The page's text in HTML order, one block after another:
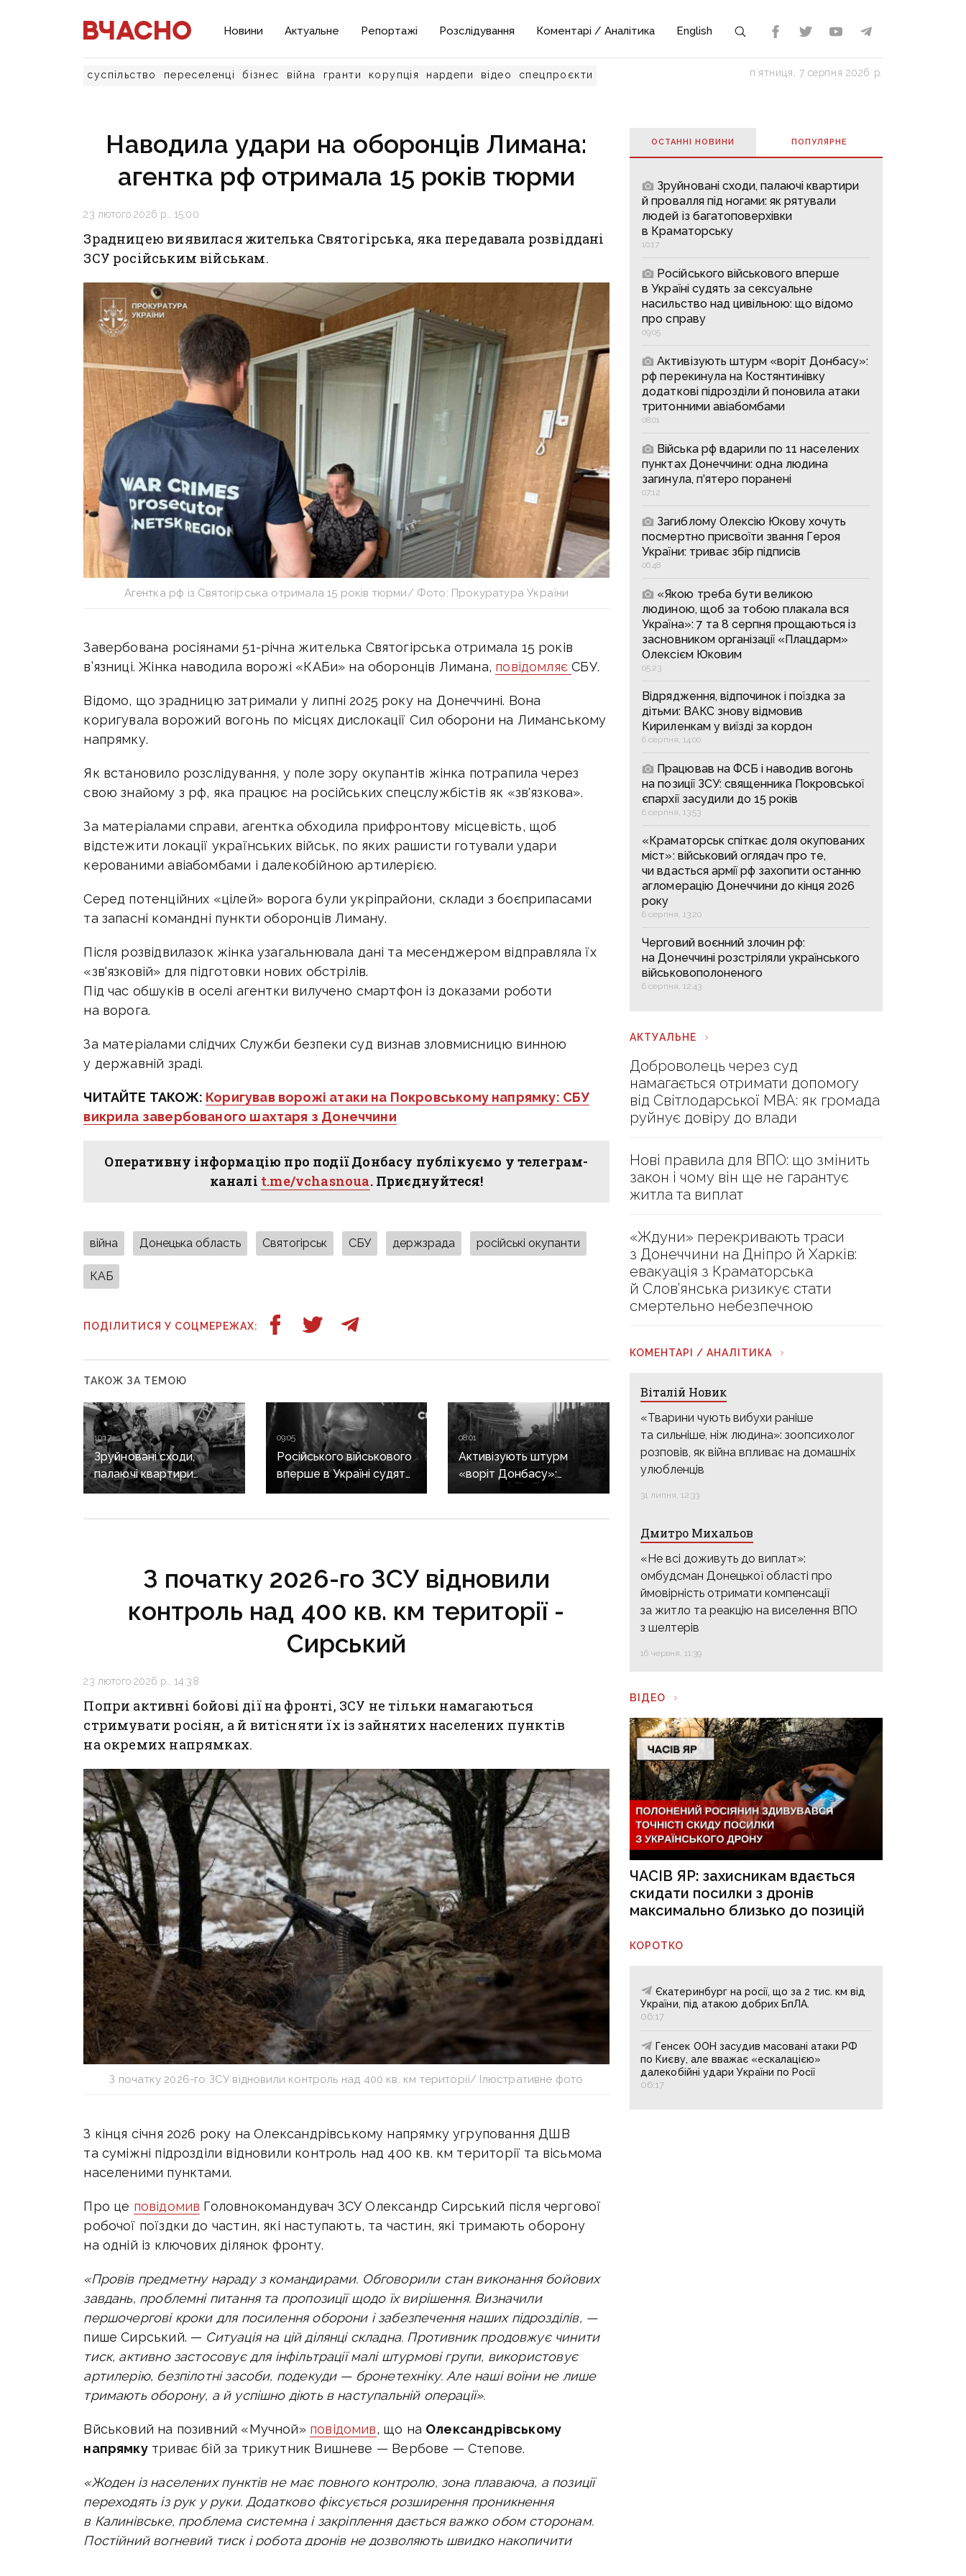
Новини Актуальне Репортажі Розслідування Коментарі / Аналітика English
суспільство переселенці бізнес війна гранти корупція нардепи відео спецпроєкти пʼятниця, 7 серпня 2026 р.
Наводила удари на оборонців Лимана:
агентка рф отримала 15 років тюрми
23 лютого 2026 р., 15:00
Зрадницею виявилася жителька Святогірська, яка передавала розвіддані
ЗСУ російським військам.
Агентка рф із Святогірська отримала 15 років тюрми/ Фото: Прокуратура України
Завербована росіянами 51-річна жителька Святогірська отримала 15 років
в’язниці. Жінка наводила ворожі «КАБи» на оборонців Лимана, повідомляєСБУ.
Відомо, що зрадницю затримали у липні 2025 року на Донеччині. Вона
коригувала ворожий вогонь по місцях дислокації Сил оборони на Лиманському
напрямку.
Як встановило розслідування, у поле зору окупантів жінка потрапила через
свою знайому з рф, яка працює на російських спецслужбістів як «зв'язкова».
За матеріалами справи, агентка обходила прифронтову місцевість, щоб
відстежити локації українських військ, по яких рашисти готували удари
керованими авіабомбами і далекобійною артилерією.
Серед потенційних «цілей» ворога були укріпрайони, склади з боєприпасами
та запасні командні пункти оборонців Лиману.
Після розвідвилазок жінка узагальнювала дані та месенджером відправляла їх
«зв'язковій» для підготовки нових обстрілів.
Під час обшуків в оселі агентки вилучено смартфон із доказами роботи
на ворога.
За матеріалами слідчих Служби безпеки суд визнав зловмисницю винною
у державній зраді.
ЧИТАЙТЕ ТАКОЖ: Коригував ворожі атаки на Покровському напрямку: СБУ
викрила завербованого шахтаря з Донеччини
Оперативну інформацію про події Донбасу публікуємо у телеграм-
каналі t.me/vchasnoua. Приєднуйтеся!
війна Донецька область Святогірськ СБУ держзрада російські окупанти
КАБ
ПОДІЛИТИСЯ У СОЦМЕРЕЖАХ:
ТАКОЖ ЗА ТЕМОЮ
10:17
Зруйновані сходи,
палаючі квартири
й провалля під ногами:
09:05
Російського військового
вперше в Україні судять
за сексуальне
08:01
Активізують штурм
«воріт Донбасу»:
рф перекинула
авіабомбами
З початку 2026-го ЗСУ відновили
контроль над 400 кв. км території -
Сирський
23 лютого 2026 р., 14:38
Попри активні бойові дії на фронті, ЗСУ не тільки намагаються
стримувати росіян, а й витісняти їх із зайнятих населених пунктів
на окремих напрямках.
З початку 2026-го ЗСУ відновили контроль над 400 кв. км території/ Ілюстративне фото
З кінця січня 2026 року на Олександрівському напрямку угруповання ДШВ
та суміжні підрозділи відновили контроль над 400 кв. км території та вісьмома
населеними пунктами.
Про це повідомив Головнокомандувач ЗСУ Олександр Сирський після чергової
робочої поїздки до частин, які наступають, та частин, які тримають оборону
на одній із ключових ділянок фронту.
«Провів предметну нараду з командирами. Обговорили стан виконання бойових
завдань, проблемні питання та пропозиції щодо їх вирішення. Визначили
першочергові кроки для посилення оборони і забезпечення наших підрозділів, —
пише Сирський. — Ситуація на цій ділянці складна. Противник продовжує чинити
тиск, активно застосовує для інфільтрації малі штурмові групи, використовує
артилерію, безпілотні засоби, подекуди — бронетехніку. Але наші воїни не лише
тримають оборону, а й успішно діють в наступальній операції».
Вйськовий на позивний «Мучной» повідомив, що на Олександрівському
напрямкутриває бій за трикутник Вишневе — Вербове — Степове.
«Жоден із населених пунктів не має повного контролю, зона плаваюча, а позиції
переходять із рук у руки. Додатково фіксується розширення проникнення
в Калинівське, проблема системна і закріплення дається важко обом сторонам.
Постійний вогневий тиск і робота дронів не дозволяють швидко накопичити
ОСТАННІ НОВИНИ ПОПУЛЯРНE
Зруйновані сходи, палаючі квартири
й провалля під ногами: як рятували
людей із багатоповерхівки
в Краматорську
10:17
Російського військового вперше
в Україні судять за сексуальне
насильство над цивільною: що відомо
про справу
09:05
Активізують штурм «воріт Донбасу»:
рф перекинула на Костянтинівку
додаткові підрозділи й поновила атаки
тритонними авіабомбами
08:01
Війська рф вдарили по 11 населених
пунктах Донеччини: одна людина
загинула, п’ятеро поранені
07:12
Загиблому Олексію Юкову хочуть
посмертно присвоїти звання Героя
України: триває збір підписів
06:48
«Якою треба бути великою
людиною, щоб за тобою плакала вся
Україна»: 7 та 8 серпня прощаються із
засновником організації «Плацдарм»
Олексієм Юковим
05:23
Відрядження, відпочинок і поїздка за
дітьми: ВАКС знову відмовив
Кириленкам у виїзді за кордон
6 серпня, 14:00
Працював на ФСБ і наводив вогонь
на позиції ЗСУ: священника Покровської
єпархії засудили до 15 років
6 серпня, 13:53
«Краматорськ спіткає доля окупованих
міст»: військовий оглядач про те,
чи вдасться армії рф захопити останню
агломерацію Донеччини до кінця 2026
року
6 серпня, 13:20
Черговий воєнний злочин рф:
на Донеччині розстріляли українського
військовополоненого
6 серпня, 12:43
АКТУАЛЬНЕ
Доброволець через суд
намагається отримати допомогу
від Світлодарської МВА: як громада
руйнує довіру до влади
Нові правила для ВПО: що змінить
закон і чому він ще не гарантує
житла та виплат
«Ждуни» перекривають траси
з Донеччини на Дніпро й Харків:
евакуація з Краматорська
й Слов’янська ризикує стати
смертельно небезпечною
КОМЕНТАРІ / АНАЛІТИКА
Віталій Новик
«Тварини чують вибухи раніше
та сильніше, ніж людина»: зоопсихолог
розповів, як війна впливає на домашніх
улюбленців
31 липня, 12:33
Дмитро Михальов
«Не всі доживуть до виплат»:
омбудсман Донецької області про
ймовірність отримати компенсації
за житло та реакцію на виселення ВПО
з шелтерів
16 червня, 11:39
ВІДЕО
ЧАСІВ ЯР: захисникам вдається
скидати посилки з дронів
максимально близько до позицій
КОРОТКО
Єкатеринбург на росії, що за 2 тис. км від
України, під атакою добрих БпЛА.
06:17
Генсек ООН засудив масовані атаки РФ
по Києву, але вважає «ескалацією»
далекобійні удари України по Росії
06:17